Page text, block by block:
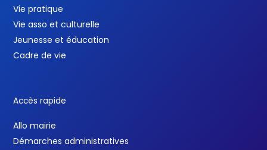
Vie pratique
Vie asso et culturelle
Jeunesse et éducation
Cadre de vie
Accès rapide
Allo mairie
Démarches administratives